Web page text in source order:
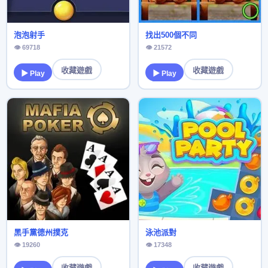
泡泡射手
👁 69718
▶ Play 收藏遊戲
找出500個不同
👁 21572
▶ Play 收藏遊戲
黑手黨德州撲克
👁 19260
泳池派對
👁 17348